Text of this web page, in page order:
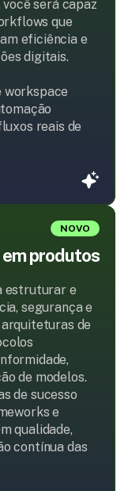
será capaz
que
eficiência e
digitais.
workspace
reais de
NOVO
produtos
estruturar e
segurança e
de
de modelos.
de sucesso
e
qualidade,
contínua das